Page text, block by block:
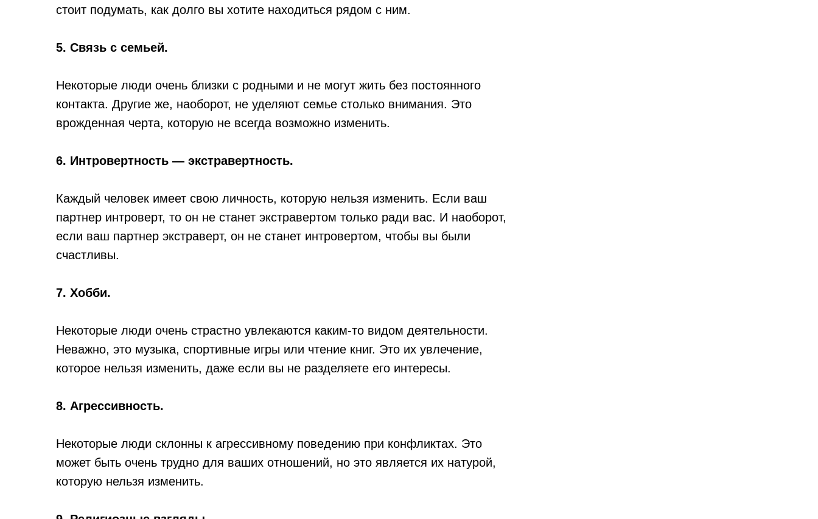
стоит подумать, как долго вы хотите находиться рядом с ним.
5. Связь с семьей.
Некоторые люди очень близки с родными и не могут жить без постоянного
контакта. Другие же, наоборот, не уделяют семье столько внимания. Это
врожденная черта, которую не всегда возможно изменить.
6. Интровертность — экстравертность.
Каждый человек имеет свою личность, которую нельзя изменить. Если ваш
партнер интроверт, то он не станет экстравертом только ради вас. И наоборот,
если ваш партнер экстраверт, он не станет интровертом, чтобы вы были
счастливы.
7. Хобби.
Некоторые люди очень страстно увлекаются каким-то видом деятельности.
Неважно, это музыка, спортивные игры или чтение книг. Это их увлечение,
которое нельзя изменить, даже если вы не разделяете его интересы.
8. Агрессивность.
Некоторые люди склонны к агрессивному поведению при конфликтах. Это
может быть очень трудно для ваших отношений, но это является их натурой,
которую нельзя изменить.